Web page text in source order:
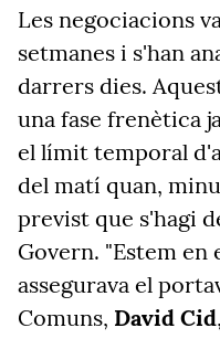
Les negociacions
setmanes i s'han
darrers dies.
una fase frenètica
el límit temporal
del matí quan,
previst que s'hagi
Govern. "Estem en
assegurava el
Comuns, David Cid